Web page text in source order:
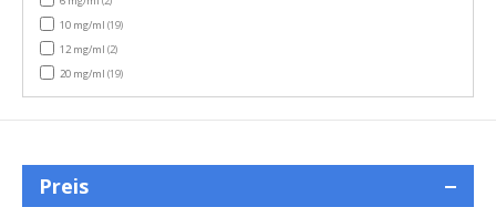
10 mg/ml(19)items
12 mg/ml(2)items
20 mg/ml(19)items
Preis